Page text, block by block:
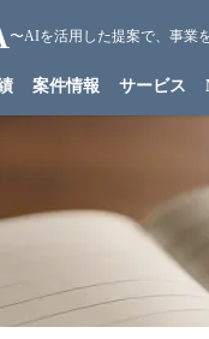
〜AIを活用した提案で、事業
案件情報 サービス